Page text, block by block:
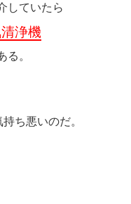
していたら
浄機
る。
ち悪いのだ。